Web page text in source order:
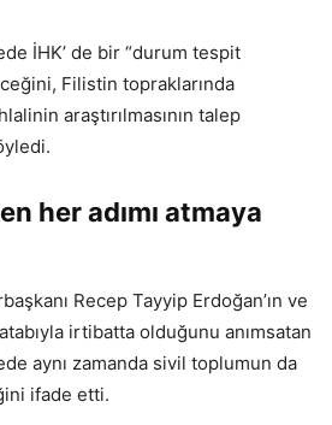
İHK’ de bir “durum tespit
Filistin topraklarında
araştırılmasının talep
her adımı atmaya
Recep Tayyip Erdoğan’ın ve
irtibatta olduğunu anımsatan
aynı zamanda sivil toplumun da
ifade etti.